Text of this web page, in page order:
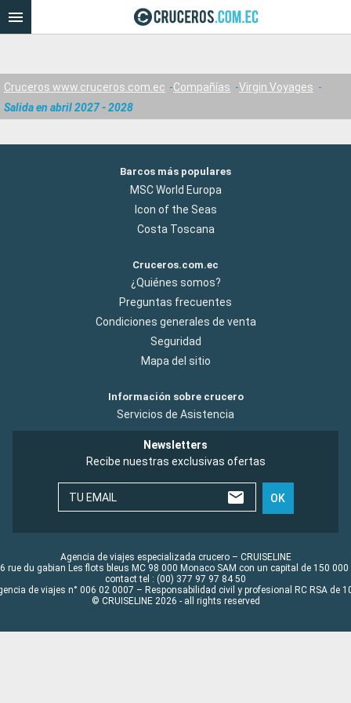
Cruceros www.cruceros.com.ec Compañías
Virgin Voyages
Salida en abril 2027 - 2028
Barcos más populares
MSC World Europa
Icon of the Seas
Costa Toscana
Cruceros.com.ec
¿Quiénes somos?
Preguntas frecuentes
Condiciones generales de venta
Seguridad
Mapa del sitio
Información sobre crucero
Servicios de Asistencia
Newsletters
Recibe nuestras exclusivas ofertas
TU EMAIL OK
Agencia de viajes especializada crucero – CRUISELINE
rue du gabian Les flots bleus MC 98 000 Monaco SAM con un capital de 150 000
contact tel : (00) 377 97 97 84 50
de viajes n° 006 02 0007 – Responsabilidad civil y profesional RC RSA de
© CRUISELINE 2026 - all rights reserved